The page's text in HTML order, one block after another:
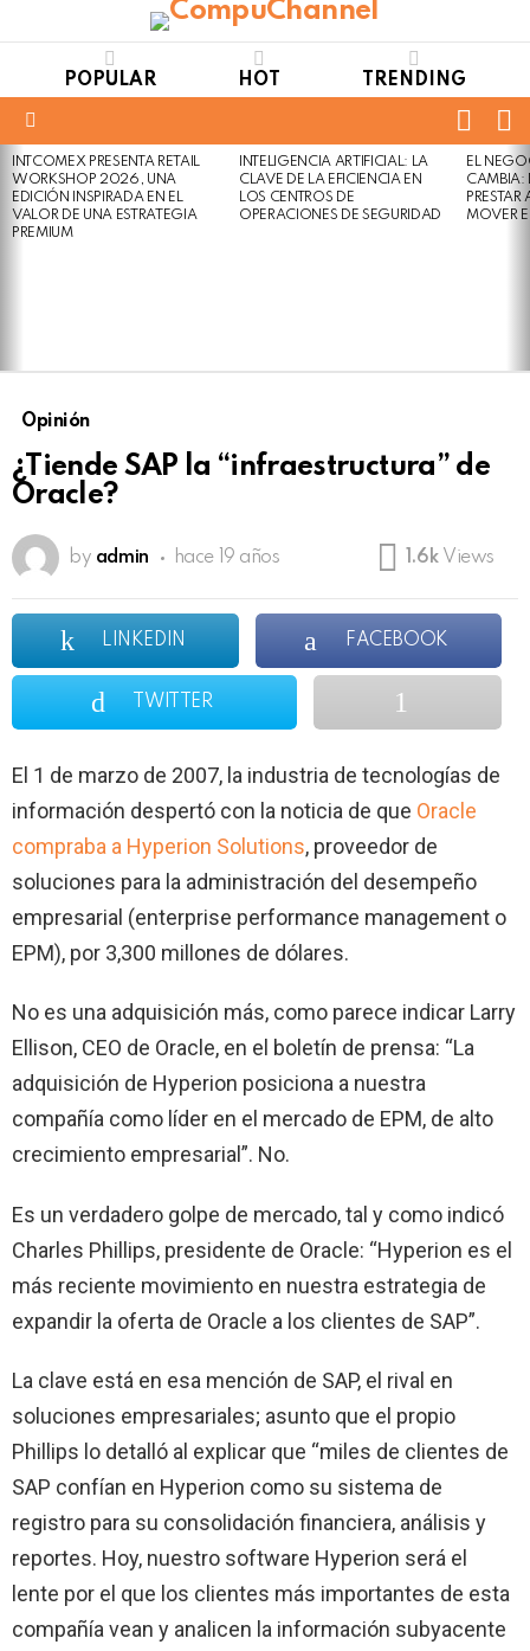
POPULAR HOT TRENDING
LATEST
STORIES
INTCOMEX PRESENTA RETAIL
WORKSHOP 2026, UNA
EDICIÓN INSPIRADA EN EL
VALOR DE UNA ESTRATEGIA
PREMIUM
INTELIGENCIA ARTIFICIAL: LA
CLAVE DE LA EFICIENCIA EN
LOS CENTROS DE
OPERACIONES DE SEGURIDAD
EL
CAMBIA:
MOVER
Opinión
¿Tiende SAP la “infraestructura” de
Oracle?
by admin hace 19 años 1.6k Views
LINKEDIN FACEBOOK
TWITTER
El 1 de marzo de 2007, la industria de tecnologías de
información despertó con la noticia de que Oracle
compraba a Hyperion Solutions, proveedor de
soluciones para la administración del desempeño
empresarial (enterprise performance management o
EPM), por 3,300 millones de dólares.
No es una adquisición más, como parece indicar Larry
Ellison, CEO de Oracle, en el boletín de prensa: “La
adquisición de Hyperion posiciona a nuestra
compañía como líder en el mercado de EPM, de alto
crecimiento empresarial”. No.
Es un verdadero golpe de mercado, tal y como indicó
Charles Phillips, presidente de Oracle: “Hyperion es el
más reciente movimiento en nuestra estrategia de
expandir la oferta de Oracle a los clientes de SAP”.
La clave está en esa mención de SAP, el rival en
soluciones empresariales; asunto que el propio
Phillips lo detalló al explicar que “miles de clientes de
SAP confían en Hyperion como su sistema de
registro para su consolidación financiera, análisis y
reportes. Hoy, nuestro software Hyperion será el
lente por el que los clientes más importantes de esta
compañía vean y analicen la información subyacente